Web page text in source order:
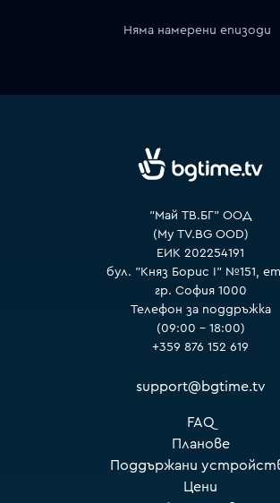
Няма намерени епизоди
"Май ТВ.БГ" ООД
(My TV.BG OOD)
ЕИК 202254191
бул. "Княз Борис I" №151,
гр. София 1000
Телефон за поддръжка
(09:00 – 18:00)
+359 876 152 619
support@bgtime.tv
FAQ
Планове
Поддържани
Цени